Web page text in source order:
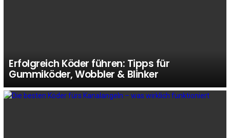
Erfolgreich Köder führen: Tipps für
Gummiköder, Wobbler & Blinker